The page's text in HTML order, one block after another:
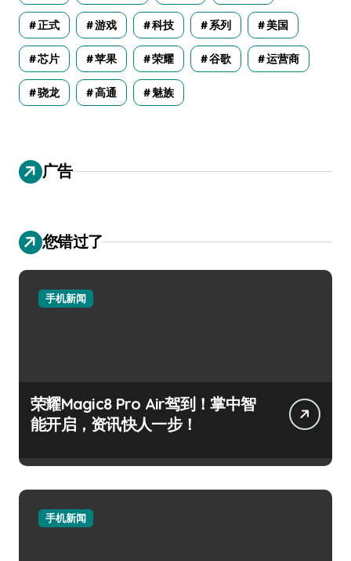
正式 游戏 科技 系列 美国
芯片 苹果 荣耀 谷歌 运营商
骁龙 高通 魅族
广告
您错过了
手机新闻
荣耀Magic8 Pro Air驾到！掌中智
能开启，资讯快人一步！
手机新闻